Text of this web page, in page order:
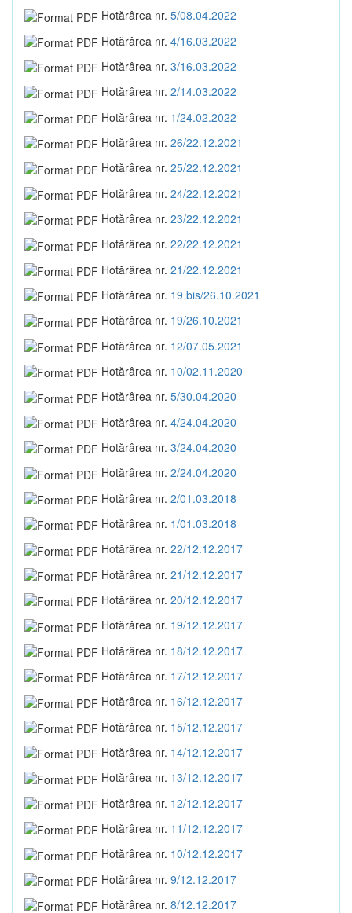
Hotărârea nr. 5/08.04.2022
Hotărârea nr. 4/16.03.2022
Hotărârea nr. 3/16.03.2022
Hotărârea nr. 2/14.03.2022
Hotărârea nr. 1/24.02.2022
Hotărârea nr. 26/22.12.2021
Hotărârea nr. 25/22.12.2021
Hotărârea nr. 24/22.12.2021
Hotărârea nr. 23/22.12.2021
Hotărârea nr. 22/22.12.2021
Hotărârea nr. 21/22.12.2021
Hotărârea nr. 19 bis/26.10.2021
Hotărârea nr. 19/26.10.2021
Hotărârea nr. 12/07.05.2021
Hotărârea nr. 10/02.11.2020
Hotărârea nr. 5/30.04.2020
Hotărârea nr. 4/24.04.2020
Hotărârea nr. 3/24.04.2020
Hotărârea nr. 2/24.04.2020
Hotărârea nr. 2/01.03.2018
Hotărârea nr. 1/01.03.2018
Hotărârea nr. 22/12.12.2017
Hotărârea nr. 21/12.12.2017
Hotărârea nr. 20/12.12.2017
Hotărârea nr. 19/12.12.2017
Hotărârea nr. 18/12.12.2017
Hotărârea nr. 17/12.12.2017
Hotărârea nr. 16/12.12.2017
Hotărârea nr. 15/12.12.2017
Hotărârea nr. 14/12.12.2017
Hotărârea nr. 13/12.12.2017
Hotărârea nr. 12/12.12.2017
Hotărârea nr. 11/12.12.2017
Hotărârea nr. 10/12.12.2017
Hotărârea nr. 9/12.12.2017
Hotărârea nr. 8/12.12.2017